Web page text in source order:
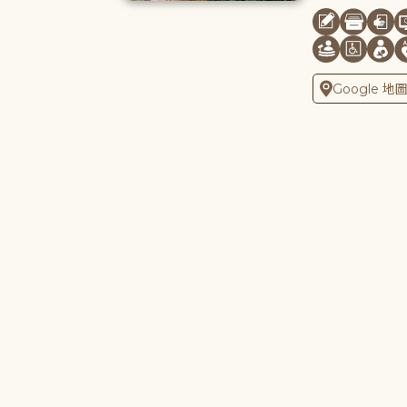
Google 地